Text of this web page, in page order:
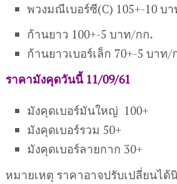
พวงมณีเบอร์ซี(C) 105+-10 บ
ก้านยาว 100+-5 บาท/กก.
ก้านยาวเบอร์เล็ก 70+-5 บาท/
ราคามังคุดวันนี้ 11/09/61
มังคุดเบอร์มันใหญ่ 100+
มังคุดเบอร์รวม 50+
มังคุดเบอร์ลายกาก 30+
หมายเหตุ ราคาอาจปรับเปลี่ยนไ